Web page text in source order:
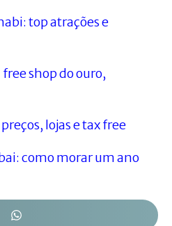
top atrações e
shop do ouro,
lojas e tax free
como morar um ano